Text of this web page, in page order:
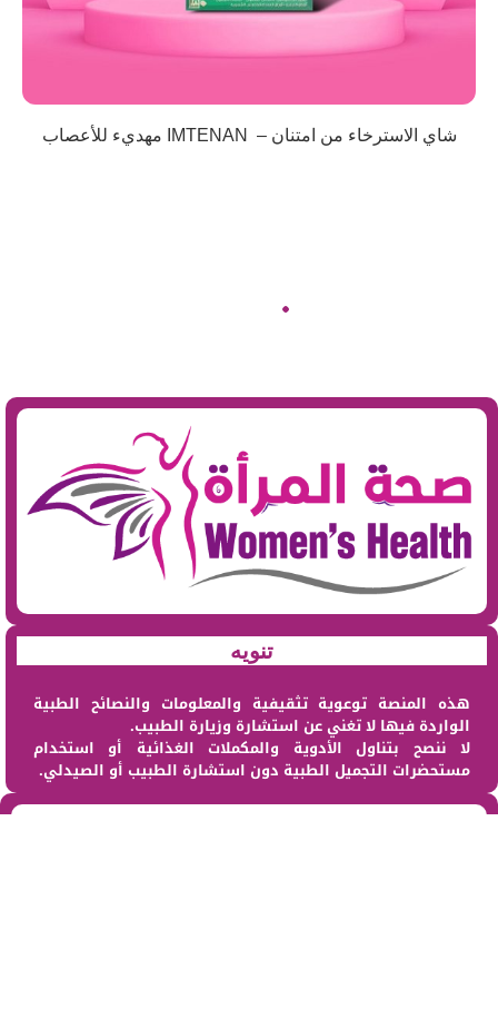
شاي الاسترخاء من امتنان – IMTENAN مهديء للأعصاب
تنويه
هذه المنصة توعوية تثقيفية والمعلومات والنصائح الطبية
الواردة فيها لا تغني عن استشارة وزيارة الطبيب.
لا ننصح بتناول الأدوية والمكملات الغذائية أو استخدام
مستحضرات التجميل الطبية دون استشارة الطبيب أو الصيدلي.